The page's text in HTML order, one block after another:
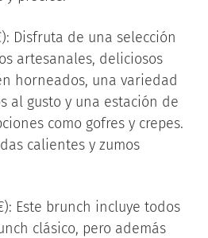
Disfruta de una selección
artesanales, deliciosos
horneados, una variedad
al gusto y una estación de
como gofres y crepes.
calientes y zumos
Este brunch incluye todos
clásico, pero además